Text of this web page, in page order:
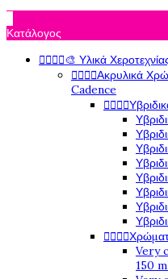
Κατάλογος
🎨 Υλικά
Ακρυλικά
Cadence


Very
150